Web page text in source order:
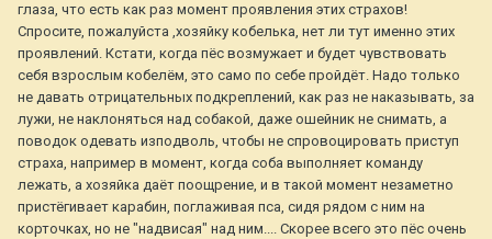
глаза, что есть как раз момент проявления этих страхов!
Спросите, пожалуйста ,хозяйку кобелька, нет ли тут именно этих
проявлений. Кстати, когда пёс возмужает и будет чувствовать
себя взрослым кобелём, это само по себе пройдёт. Надо только
не давать отрицательных подкреплений, как раз не наказывать, за
лужи, не наклоняться над собакой, даже ошейник не снимать, а
поводок одевать изподволь, чтобы не спровоцировать приступ
страха, например в момент, когда соба выполняет команду
лежать, а хозяйка даёт поощрение, и в такой момент незаметно
пристёгивает карабин, поглаживая пса, сидя рядом с ним на
корточках, но не "надвисая" над ним.... Скорее всего это пёс очень